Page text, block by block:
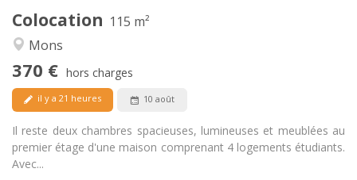
Colocation 115 m²
Mons
370 € hors charges
il y a 21 heures 10 août
Il reste deux chambres spacieuses, lumineuses et meublées au
premier étage d'une maison comprenant 4 logements étudiants.
Avec...